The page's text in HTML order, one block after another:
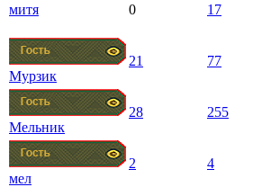
митя 0 17
Мурзик
21 77
Мельник
28 255
мел
2 4